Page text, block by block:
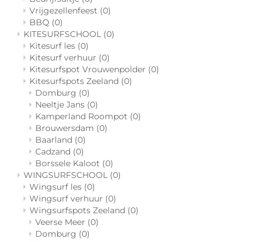
Vrijgezellenfeest (0)
BBQ (0)
KITESURFSCHOOL (0)
Kitesurf les (0)
Kitesurf verhuur (0)
Kitesurfspot Vrouwenpolder (0)
Kitesurfspots Zeeland (0)
Domburg (0)
Neeltje Jans (0)
Kamperland Roompot (0)
Brouwersdam (0)
Baarland (0)
Cadzand (0)
Borssele Kaloot (0)
WINGSURFSCHOOL (0)
Wingsurf les (0)
Wingsurf verhuur (0)
Wingsurfspots Zeeland (0)
Veerse Meer (0)
Domburg (0)